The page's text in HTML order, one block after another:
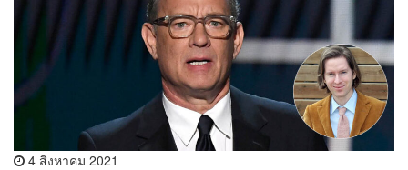
4 สิงหาคม 2021